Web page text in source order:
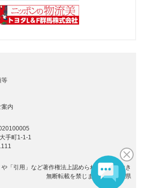
等
内
手町1-1-1
や「引用」など著作権法上認められた場合を除き
無断転載を禁じます。(C)群馬県